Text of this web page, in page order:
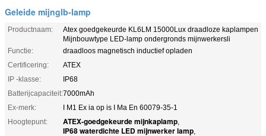
Geleide mijnglb-lamp
Productnaam:
Atex goedgekeurde KL6LM 15000Lux draadloze kaplampen
Mijnbouwtype LED-lamp ondergronds mijnwerkersli
Functie:
draadloos magnetisch inductief opladen
Certificering:
ATEX
IP -klasse:
IP68
Batterijcapaciteit:7000mAh
Ex-merk:
I M1 Ex ia op is I Ma En 60079-35-1
Hoogtepunt:
ATEX-goedgekeurde mijnkaplamp,
IP68 waterdichte LED mijnwerker lamp,